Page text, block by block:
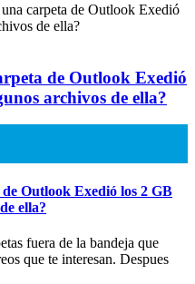
carpeta de Outlook Exedió
de ella?
de Outlook Exedió
archivos de ella?
Outlook Exedió los 2 GB
ella?
fuera de la bandeja que
que te interesan. Despues